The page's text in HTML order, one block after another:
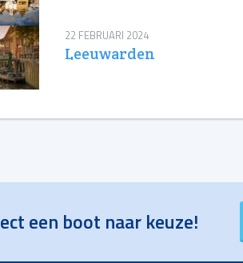
22 FEBRUARI 2024
Leeuwarden
een boot naar keuze!